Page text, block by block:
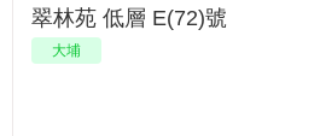
大埔
翠林苑 低層 E(72)號